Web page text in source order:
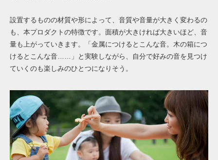
設置するものの材質や形によって、音質や音量が大きく変わるの
も、本プロダクトの特徴です。面積が大きければ大きいほど、音
量も上がっていきます。「金属につけるとこんな音。木の箱につ
けるとこんな音……」と実験しながら、自分で好みの音を見つけ
ていくのも楽しみのひとつになりそう。